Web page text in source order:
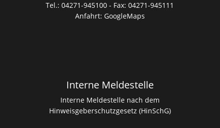
Tel.: 04271-945100 - Fax: 04271-945111
Anfahrt: GoogleMaps
Interne Meldestelle
Interne Meldestelle nach dem
Hinweisgeberschutzgesetz (HinSchG)